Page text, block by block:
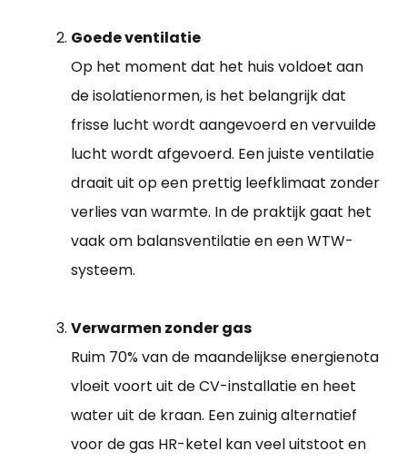
Goede ventilatie
Op het moment dat het huis voldoet aan
de isolatienormen, is het belangrijk dat
frisse lucht wordt aangevoerd en vervuilde
lucht wordt afgevoerd. Een juiste ventilatie
draait uit op een prettig leefklimaat zonder
verlies van warmte. In de praktijk gaat het
vaak om balansventilatie en een WTW-
systeem.
Verwarmen zonder gas
Ruim 70% van de maandelijkse energienota
vloeit voort uit de CV-installatie en heet
water uit de kraan. Een zuinig alternatief
voor de gas HR-ketel kan veel uitstoot en